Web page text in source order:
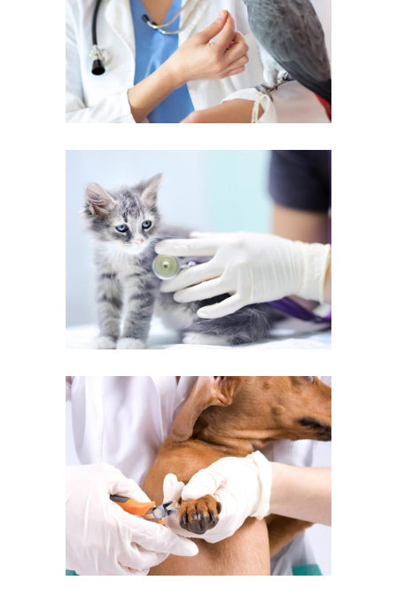
Great Vets
Veterinary
Free Check-ups
Veterinary
Claw Clipping
Veterinary